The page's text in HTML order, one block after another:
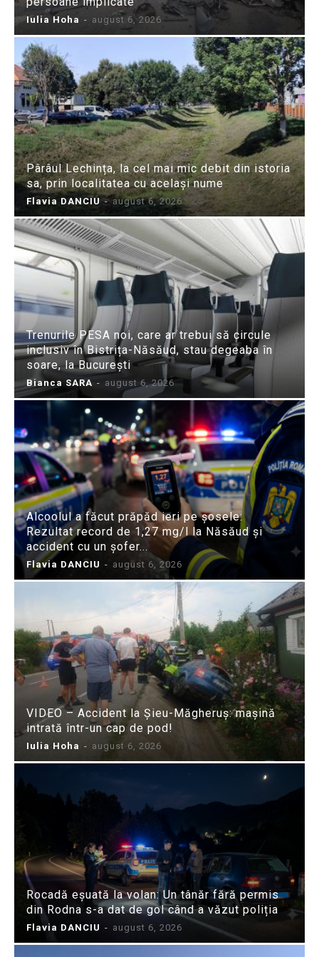
Iulia Hoha - august 6, 2026
Pârâul Lechința, la cel mai mic debit din istoria
sa, prin localitatea cu același nume
Flavia DANCIU - august 6, 2026
Trenurile PESA noi, care ar trebui să circule
inclusiv în Bistrița-Năsăud, stau degeaba în
soare, la București
Bianca SARA - august 6, 2026
Alcoolul a făcut prăpăd ieri pe șosele:
Rezultat record de 1,27 mg/l la Năsăud și
accident cu un șofer...
Flavia DANCIU - august 6, 2026
VIDEO – Accident la Șieu-Măgheruș: mașină
intrată într-un cap de pod!
Iulia Hoha - august 6, 2026
Rocadă eșuată la volan: Un tânăr fără permis
din Rodna s-a dat de gol când a văzut poliția
Flavia DANCIU - august 6, 2026